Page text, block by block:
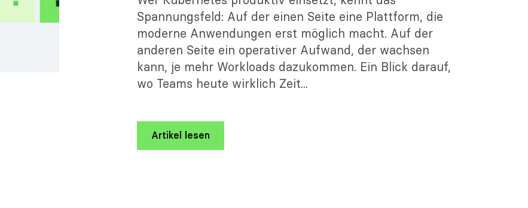
Spannungsfeld: Auf der einen Seite eine Plattform, die
moderne Anwendungen erst möglich macht. Auf der
anderen Seite ein operativer Aufwand, der wachsen
kann, je mehr Workloads dazukommen. Ein Blick darauf,
wo Teams heute wirklich Zeit...
Artikel lesen